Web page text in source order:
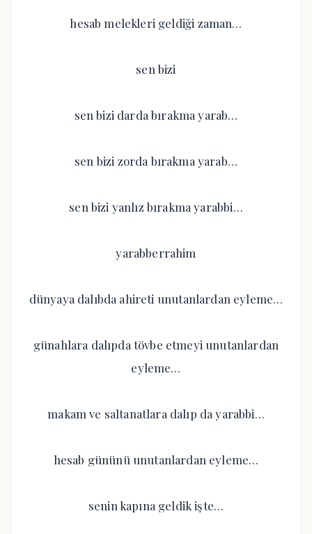
hesab melekleri geldiği zaman…
sen bizi
sen bizi darda bırakma yarab…
sen bizi zorda bırakma yarab…
sen bizi yanlız bırakma yarabbi…
yarabberrahim
dünyaya dalıbda ahireti unutanlardan eyleme…
günahlara dalıpda tövbe etmeyi unutanlardan
eyleme…
makam ve saltanatlara dalıp da yarabbi…
hesab gününü unutanlardan eyleme…
senin kapına geldik işte…